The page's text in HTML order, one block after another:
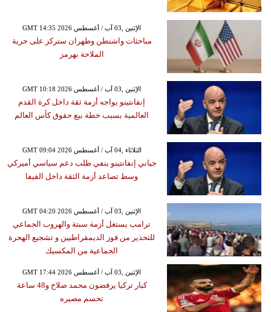
GMT 14:35 2026 الإثنين ,03 آب / أغسطس
مباحثات واشنطن وطهران ستركز على حرية
الملاحة بهرمز
GMT 10:18 2026 الإثنين ,03 آب / أغسطس
إنفانتينو يواجه أزمة ثقة داخل كرة القدم
العالمية بسبب خطة بيع حقوق كأس العالم
GMT 09:04 2026 الثلاثاء ,04 آب / أغسطس
جياني إنفانتينو ينفي طلب دعم سياسي أميركي
وسط تصاعد أزمة الثقة داخل الفيفا
GMT 04:20 2026 الإثنين ,03 آب / أغسطس
ترامب يستغل أزمة سبتة والهروب الجماعي
للتحذير من فوز الديمقراطيين و تشجيع الهحرة
الجماعية من المكسيك
GMT 17:44 2026 الإثنين ,03 آب / أغسطس
كبار تركيا يرفضون محمد صلاح و48 ساعة
تحسم مصيره